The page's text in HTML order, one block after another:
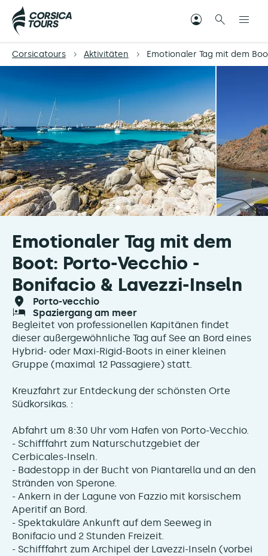
Corsicatours Aktivitäten Emotionaler Tag mit dem
Emotionaler Tag mit dem
Boot: Porto-Vecchio -
Bonifacio & Lavezzi-Inseln
porto-vecchio
spaziergang am meer
Begleitet von professionellen Kapitänen findet
dieser außergewöhnliche Tag auf See an Bord eines
Hybrid- oder Maxi-Rigid-Boots in einer kleinen
Gruppe (maximal 12 Passagiere) statt.
Kreuzfahrt zur Entdeckung der schönsten Orte
Südkorsikas. :
Abfahrt um 8:30 Uhr vom Hafen von Porto-Vecchio.
- Schifffahrt zum Naturschutzgebiet der
Cerbicales-Inseln.
- Badestopp in der Bucht von Piantarella und an den
Stränden von Sperone.
- Ankern in der Lagune von Fazzio mit korsischem
Aperitif an Bord.
- Spektakuläre Ankunft auf dem Seeweg in
Bonifacio und 2 Stunden Freizeit.
- Schifffahrt zum Archipel der Lavezzi-Inseln (vorbei